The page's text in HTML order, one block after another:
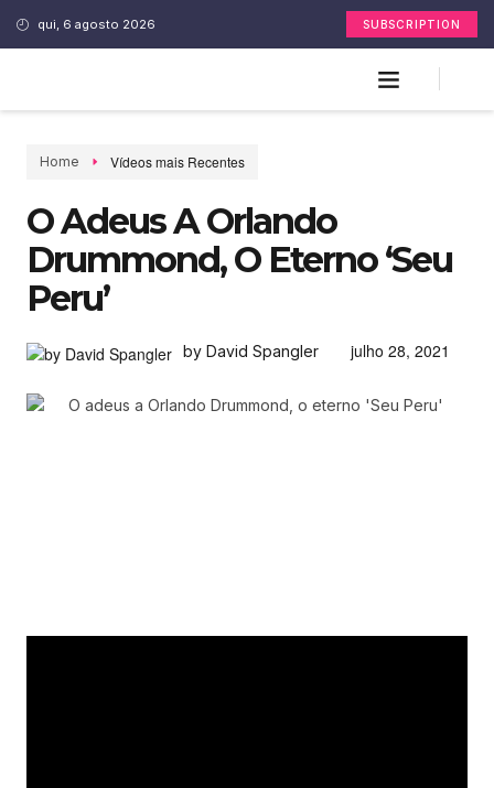
qui, 6 agosto 2026 SUBSCRIPTION
Home Vídeos mais Recentes
O Adeus A Orlando
Drummond, O Eterno ‘Seu
Peru’
by David Spangler julho 28, 2021